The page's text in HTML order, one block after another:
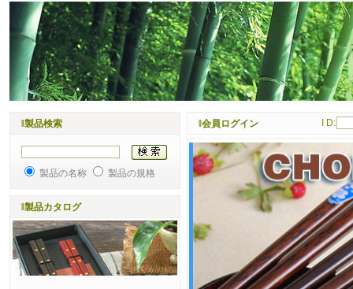
‖製品検索
製品の名称 製品の規格
‖製品カタログ
‖会員ログイン I D: